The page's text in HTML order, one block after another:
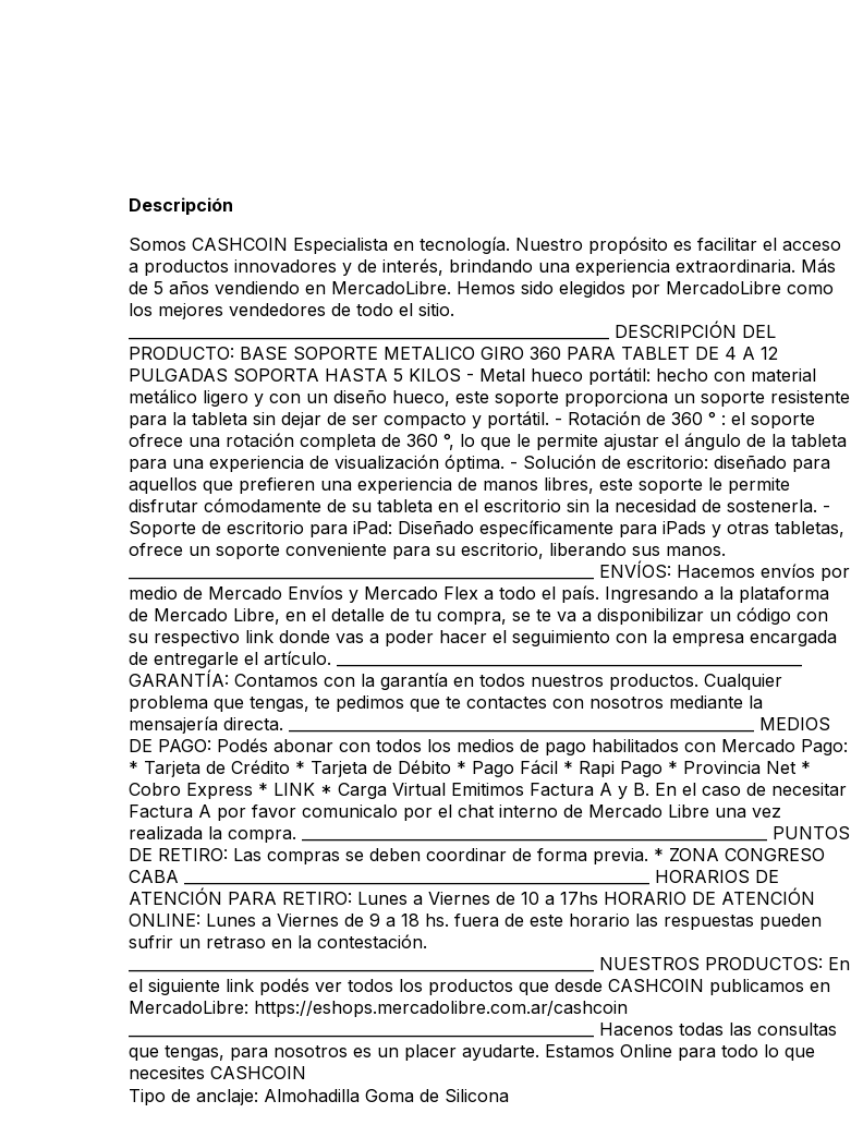
Descripción
Somos CASHCOIN Especialista en tecnología. Nuestro propósito es facilitar el acceso
a productos innovadores y de interés, brindando una experiencia extraordinaria. Más
de 5 años vendiendo en MercadoLibre. Hemos sido elegidos por MercadoLibre como
los mejores vendedores de todo el sitio.
_______________________________________________________________ DESCRIPCIÓN DEL
PRODUCTO: BASE SOPORTE METALICO GIRO 360 PARA TABLET DE 4 A 12
PULGADAS SOPORTA HASTA 5 KILOS - Metal hueco portátil: hecho con material
metálico ligero y con un diseño hueco, este soporte proporciona un soporte resistente
para la tableta sin dejar de ser compacto y portátil. - Rotación de 360 ° : el soporte
ofrece una rotación completa de 360 °, lo que le permite ajustar el ángulo de la tableta
para una experiencia de visualización óptima. - Solución de escritorio: diseñado para
aquellos que prefieren una experiencia de manos libres, este soporte le permite
disfrutar cómodamente de su tableta en el escritorio sin la necesidad de sostenerla. -
Soporte de escritorio para iPad: Diseñado específicamente para iPads y otras tabletas,
ofrece un soporte conveniente para su escritorio, liberando sus manos.
_____________________________________________________________ ENVÍOS: Hacemos envíos por
medio de Mercado Envíos y Mercado Flex a todo el país. Ingresando a la plataforma
de Mercado Libre, en el detalle de tu compra, se te va a disponibilizar un código con
su respectivo link donde vas a poder hacer el seguimiento con la empresa encargada
de entregarle el artículo. _____________________________________________________________
GARANTÍA: Contamos con la garantía en todos nuestros productos. Cualquier
problema que tengas, te pedimos que te contactes con nosotros mediante la
mensajería directa. _____________________________________________________________ MEDIOS
DE PAGO: Podés abonar con todos los medios de pago habilitados con Mercado Pago:
* Tarjeta de Crédito * Tarjeta de Débito * Pago Fácil * Rapi Pago * Provincia Net *
Cobro Express * LINK * Carga Virtual Emitimos Factura A y B. En el caso de necesitar
Factura A por favor comunicalo por el chat interno de Mercado Libre una vez
realizada la compra. _____________________________________________________________ PUNTOS
DE RETIRO: Las compras se deben coordinar de forma previa. * ZONA CONGRESO
CABA _____________________________________________________________ HORARIOS DE
ATENCIÓN PARA RETIRO: Lunes a Viernes de 10 a 17hs HORARIO DE ATENCIÓN
ONLINE: Lunes a Viernes de 9 a 18 hs. fuera de este horario las respuestas pueden
sufrir un retraso en la contestación.
_____________________________________________________________ NUESTROS PRODUCTOS: En
el siguiente link podés ver todos los productos que desde CASHCOIN publicamos en
MercadoLibre: https://eshops.mercadolibre.com.ar/cashcoin
_____________________________________________________________ Hacenos todas las consultas
que tengas, para nosotros es un placer ayudarte. Estamos Online para todo lo que
necesites CASHCOIN
Tipo de anclaje: Almohadilla Goma de Silicona